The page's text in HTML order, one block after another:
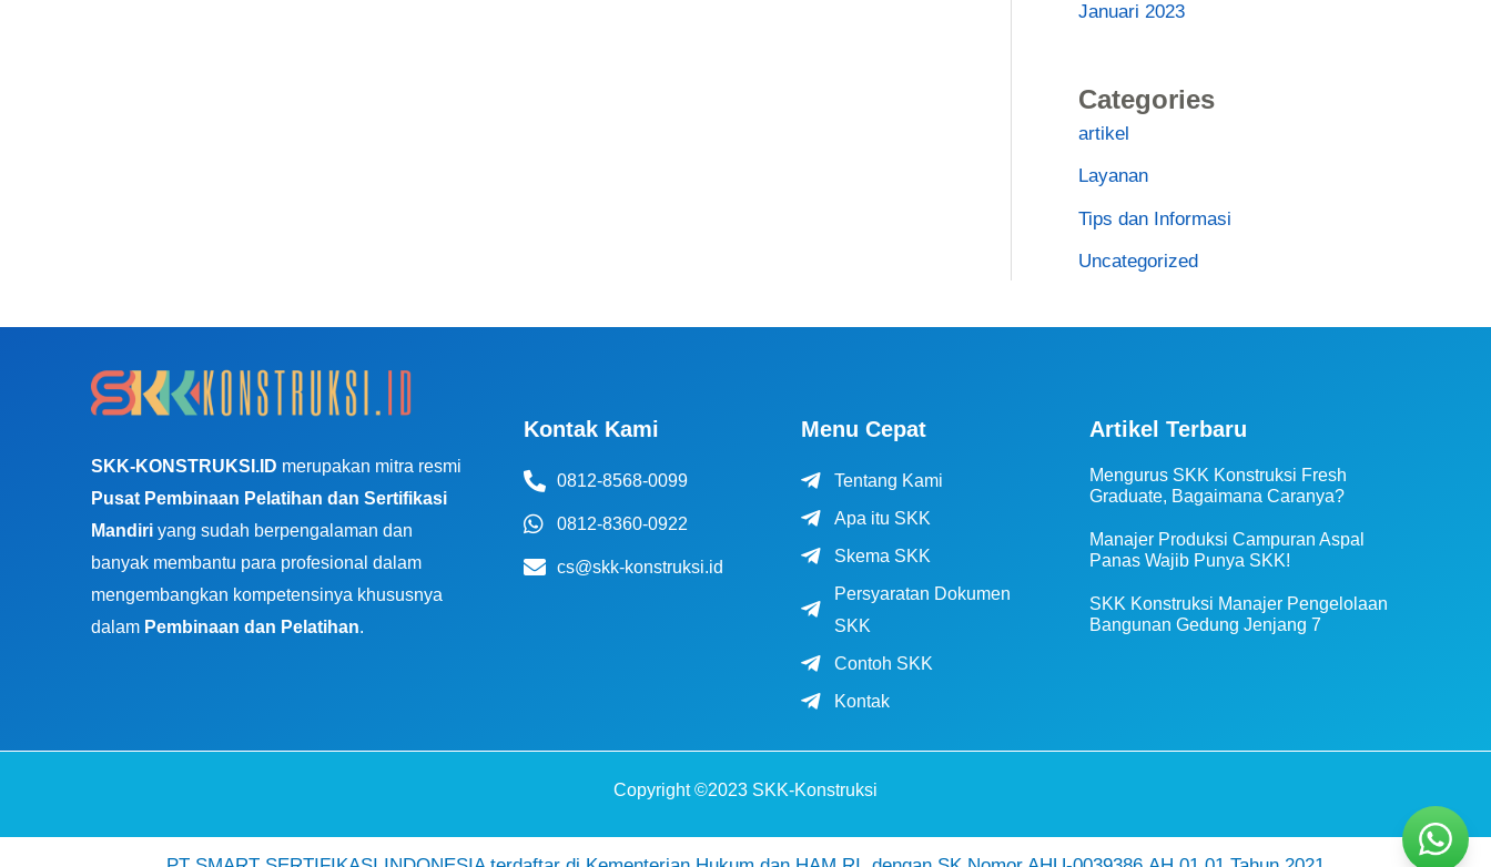
Januari 2023
Categories
artikel
Layanan
Tips dan Informasi
Uncategorized
SKK-KONSTRUKSI.ID merupakan mitra resmi
Pusat Pembinaan Pelatihan dan Sertifikasi
Mandiri yang sudah berpengalaman dan
banyak membantu para profesional dalam
mengembangkan kompetensinya khususnya
dalam Pembinaan dan Pelatihan.
Kontak Kami
0812-8568-0099
0812-8360-0922
cs@skk-konstruksi.id
Menu Cepat
Tentang Kami
Apa itu SKK
Skema SKK
Persyaratan Dokumen
SKK
Contoh SKK
Kontak
Artikel Terbaru
Mengurus SKK Konstruksi Fresh
Graduate, Bagaimana Caranya?
Manajer Produksi Campuran Aspal
Panas Wajib Punya SKK!
SKK Konstruksi Manajer Pengelolaan
Bangunan Gedung Jenjang 7
Copyright ©2023 SKK-Konstruksi